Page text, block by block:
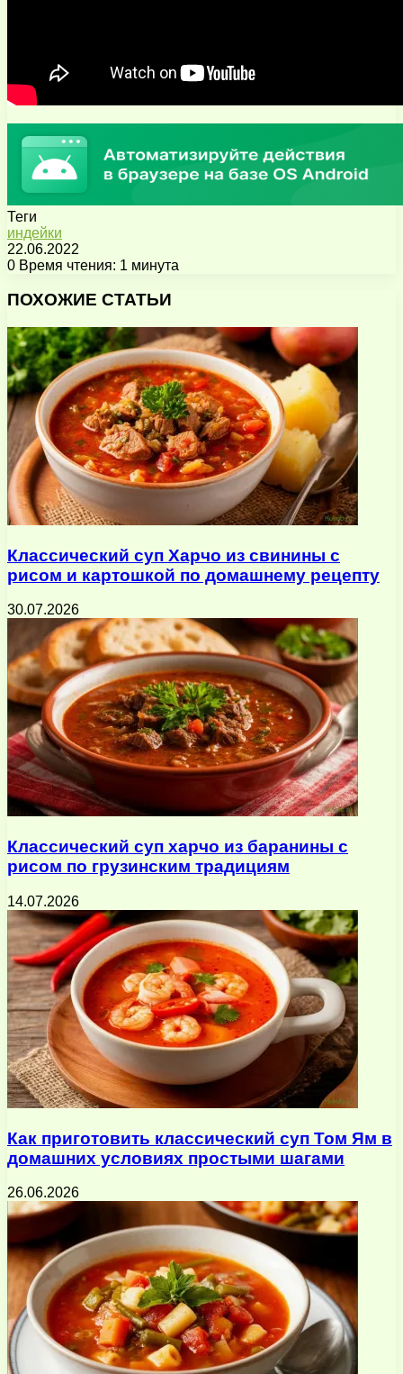
Теги
индейки
22.06.2022
0 Время чтения: 1 минута
через
почту
ПОХОЖИЕ СТАТЬИ
Классический суп Харчо из свинины с
рисом и картошкой по домашнему рецепту
30.07.2026
Классический суп харчо из баранины с
рисом по грузинским традициям
14.07.2026
Как приготовить классический суп Том Ям в
домашних условиях простыми шагами
26.06.2026